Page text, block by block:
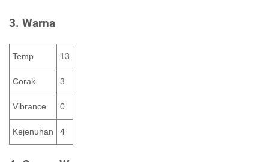
3. Warna
Temp 13
Corak 3
Vibrance 0
Kejenuhan 4